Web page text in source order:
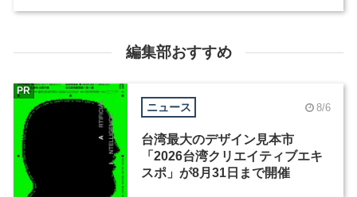
編集部おすすめ
ニュース 8/6
台湾最大のデザイン見本市
「2026台湾クリエイティブエキ
スポ」が8月31日まで開催
PR